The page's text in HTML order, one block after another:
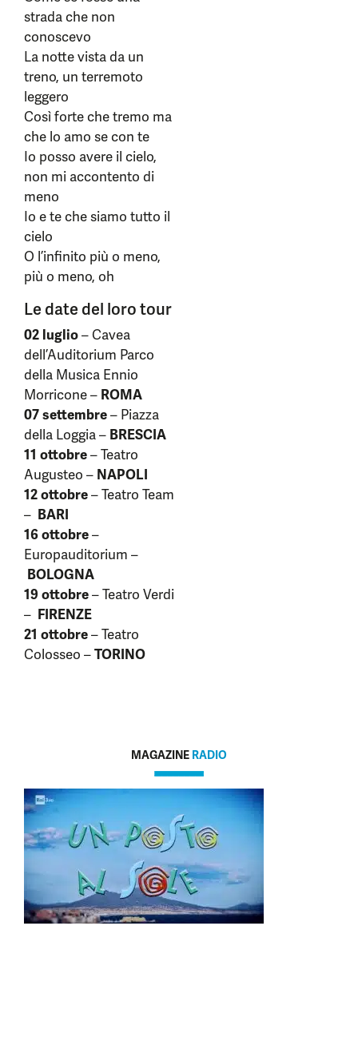
strada che non
conoscevo
La notte vista da un
treno, un terremoto
leggero
Così forte che tremo ma
che lo amo se con te
Io posso avere il cielo,
non mi accontento di
meno
Io e te che siamo tutto il
cielo
O l’infinito più o meno,
più o meno, oh
Le date del loro tour
02 luglio– Cavea
dell’Auditorium Parco
della Musica Ennio
Morricone – ROMA
07 settembre– Piazza
della Loggia – BRESCIA
11 ottobre– Teatro
Augusteo – NAPOLI
12 ottobre– Teatro Team
– BARI
16 ottobre–
Europauditorium –
BOLOGNA
19 ottobre– Teatro Verdi
– FIRENZE
21 ottobre– Teatro
Colosseo –TORINO
MAGAZINE RADIO